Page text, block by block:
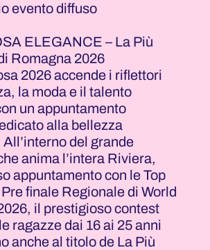
evento diffuso
ELEGANCE – La Più
Romagna 2026
2026 accende i riflettori
la moda e il talento
un appuntamento
alla bellezza
del grande
anima l’intera Riviera,
appuntamento con le Top
finale Regionale di World
il prestigioso contest
ragazze dai 16 ai 25 anni
anche al titolo de La Più